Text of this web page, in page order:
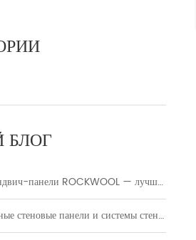
— лучший выбор для огнебезопасной промышленной облицовки
и системы стеновых панелей преображают современное строительство